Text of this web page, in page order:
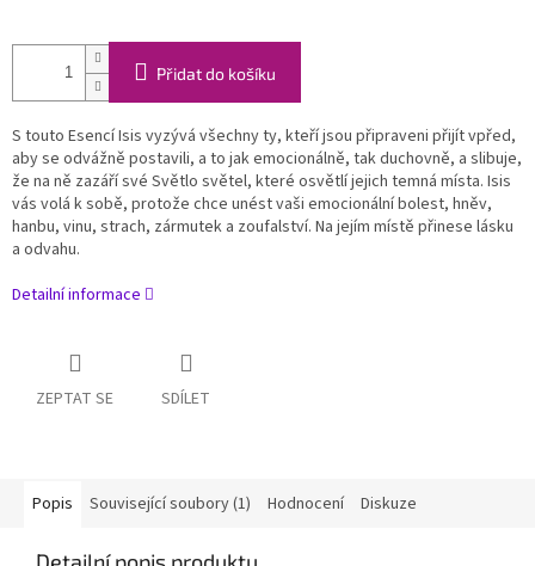
Přidat do košíku
S touto Esencí Isis vyzývá všechny ty, kteří jsou připraveni přijít vpřed,
aby se odvážně postavili, a to jak emocionálně, tak duchovně, a slibuje,
že na ně zazáří své Světlo světel, které osvětlí jejich temná místa. Isis
vás volá k sobě, protože chce unést vaši emocionální bolest, hněv,
hanbu, vinu, strach, zármutek a zoufalství. Na jejím místě přinese lásku
a odvahu.
Detailní informace
ZEPTAT SE SDÍLET
Popis Související soubory (1) Hodnocení Diskuze